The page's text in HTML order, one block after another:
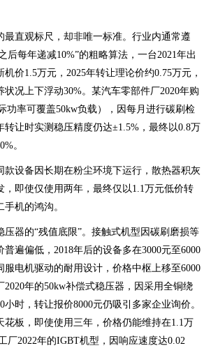
最直观标尺，却非唯一标准。行业内通常遵
后每年递减10%”的粗略算法，一台2021年出
价1.5万元，2025年转让理论价约0.75万元，
况上下浮动30%。某汽车零部件厂2020年购
功率可覆盖50kw负载），因每月进行碳刷检
转让时实测稳压精度仍达±1.5%，最终以0.8万
。
款设备因长期在粉尘环境下运行，散热器积灰
，即使仅使用两年，最终仅以1.1万元低价转
机的鸿沟。
压器的“残值底限”。接触式机型因碳刷磨损等
遍偏低，2018年后的设备多在3000元至6000
服电机驱动的耐用设计，价格中枢上移至6000
2020年的50kw补偿式稳压器，因采用全铜绕
小时，转让报价8000元仍吸引多家企业询价。
花板，即使使用三年，价格仍能维持在1.1万
厂2022年的IGBT机型，因响应速度达0.02